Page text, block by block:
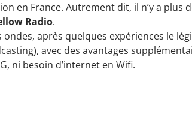
en France. Autrement dit, il n’y a
Radio.
après quelques expériences le
avec des avantages
ni besoin d’internet en Wifi.